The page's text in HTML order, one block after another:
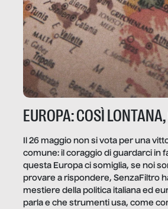
EUROPA: COSÌ
Il 26 maggio non si vota per una
comune: il coraggio di guardarci in
questa Europa ci somiglia, se noi
provare a rispondere, SenzaFiltro
mestiere della politica italiana ed
parla e che strumenti usa, come